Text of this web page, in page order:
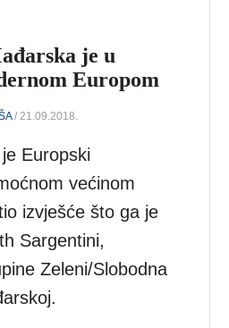
je u
Europom
/ 21.09.2018.
Europski
većinom
izvješće što ga je
Sargentini,
Zeleni/Slobodna